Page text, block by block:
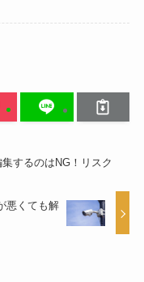
するのはNG！リスク
悪くても解